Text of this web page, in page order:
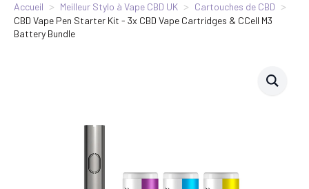
Accueil Meilleur Stylo à Vape CBD UK
Cartouches de CBD
CBD Vape Pen Starter Kit - 3x CBD Vape Cartridges & CCell M3
Battery Bundle